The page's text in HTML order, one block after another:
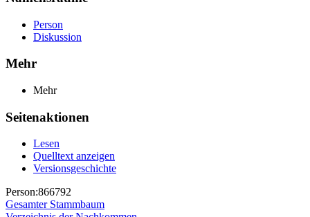
Person
Diskussion
Mehr
Mehr
Seitenaktionen
Lesen
Quelltext anzeigen
Versionsgeschichte
Person:866792
Gesamter Stammbaum